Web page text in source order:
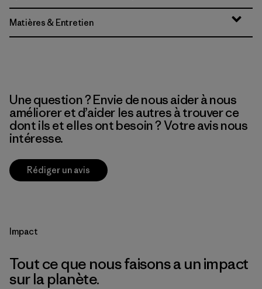
Matières & Entretien
Une question ? Envie de nous aider à nous
améliorer et d’aider les autres à trouver ce
dont ils et elles ont besoin ? Votre avis nous
intéresse.
Rédiger un avis
Impact
Tout ce que nous faisons a un impact
sur la planète.